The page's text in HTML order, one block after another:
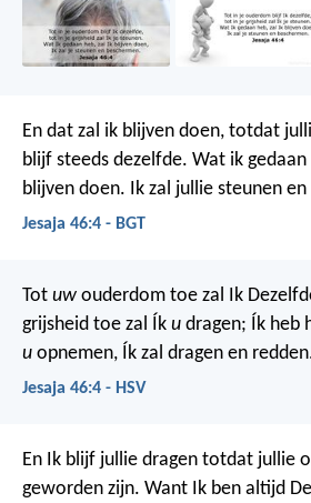
En dat zal ik blijven doen, totdat
blijf steeds dezelfde. Wat ik
blijven doen. Ik zal jullie steunen
Jesaja 46:4 - BGT
Tot uw ouderdom toe zal Ik
grijsheid toe zal Ík u dragen; Ík heb
u opnemen, Ík zal dragen en
Jesaja 46:4 - HSV
En Ik blijf jullie dragen totdat jullie
geworden zijn. Want Ik ben altijd